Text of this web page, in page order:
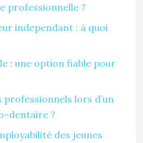
professionnelle ?
independant : à quoi
: une option fiable pour
lors d’un
dentaire ?
des jeunes